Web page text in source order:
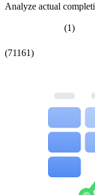
Analyze actual
(1)
(71161)